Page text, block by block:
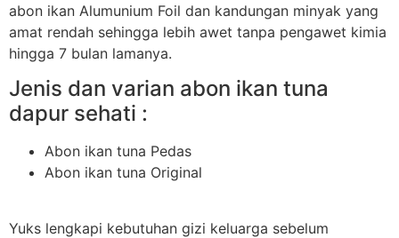
abon ikan Alumunium Foil dan kandungan minyak yang
amat rendah sehingga lebih awet tanpa pengawet kimia
hingga 7 bulan lamanya.
Jenis dan varian abon ikan tuna
dapur sehati :
Abon ikan tuna Pedas
Abon ikan tuna Original
Yuks lengkapi kebutuhan gizi keluarga sebelum